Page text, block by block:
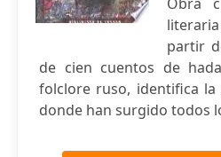
partir
de cien cuentos de
folclore ruso, identifica
donde han surgido todos